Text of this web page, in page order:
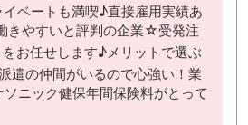
ベートも満喫♪直接雇用実績あ
やすいと評判の企業☆受発注
お任せします♪メリットで選ぶ
遣の仲間がいるので心強い！業
ニック健保年間保険料がとって